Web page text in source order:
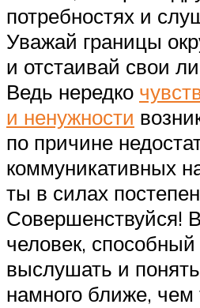
потребностях и
Уважай границы
и отстаивай свои
Ведь нередко
и ненужности
по причине
коммуникативных
ты в силах
Совершенствуйся!
человек, способный
выслушать и
намного ближе, чем